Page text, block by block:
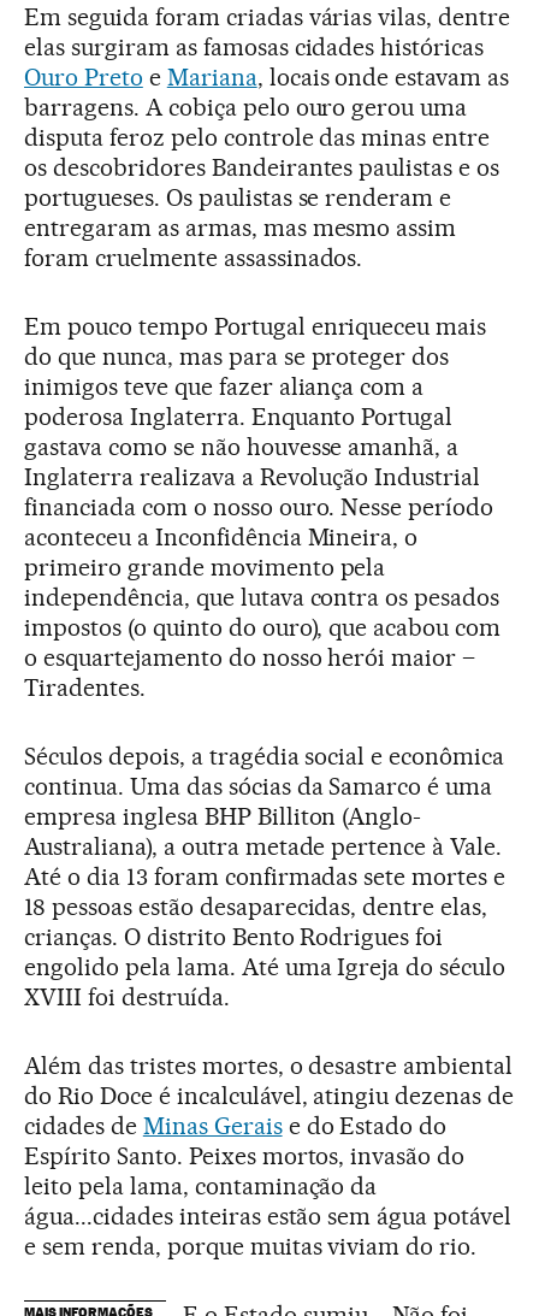
Em seguida foram criadas várias vilas, dentre
elas surgiram as famosas cidades históricas
Ouro Preto e Mariana, locais onde estavam as
barragens. A cobiça pelo ouro gerou uma
disputa feroz pelo controle das minas entre
os descobridores Bandeirantes paulistas e os
portugueses. Os paulistas se renderam e
entregaram as armas, mas mesmo assim
foram cruelmente assassinados.
Em pouco tempo Portugal enriqueceu mais
do que nunca, mas para se proteger dos
inimigos teve que fazer aliança com a
poderosa Inglaterra. Enquanto Portugal
gastava como se não houvesse amanhã, a
Inglaterra realizava a Revolução Industrial
financiada com o nosso ouro. Nesse período
aconteceu a Inconfidência Mineira, o
primeiro grande movimento pela
independência, que lutava contra os pesados
impostos (o quinto do ouro), que acabou com
o esquartejamento do nosso herói maior –
Tiradentes.
Séculos depois, a tragédia social e econômica
continua. Uma das sócias da Samarco é uma
empresa inglesa BHP Billiton (Anglo-
Australiana), a outra metade pertence à Vale.
Até o dia 13 foram confirmadas sete mortes e
18 pessoas estão desaparecidas, dentre elas,
crianças. O distrito Bento Rodrigues foi
engolido pela lama. Até uma Igreja do século
XVIII foi destruída.
Além das tristes mortes, o desastre ambiental
do Rio Doce é incalculável, atingiu dezenas de
cidades de Minas Geraise do Estado do
Espírito Santo. Peixes mortos, invasão do
leito pela lama, contaminação da
água...cidades inteiras estão sem água potável
e sem renda, porque muitas viviam do rio.
MAIS INFORMAÇÕES